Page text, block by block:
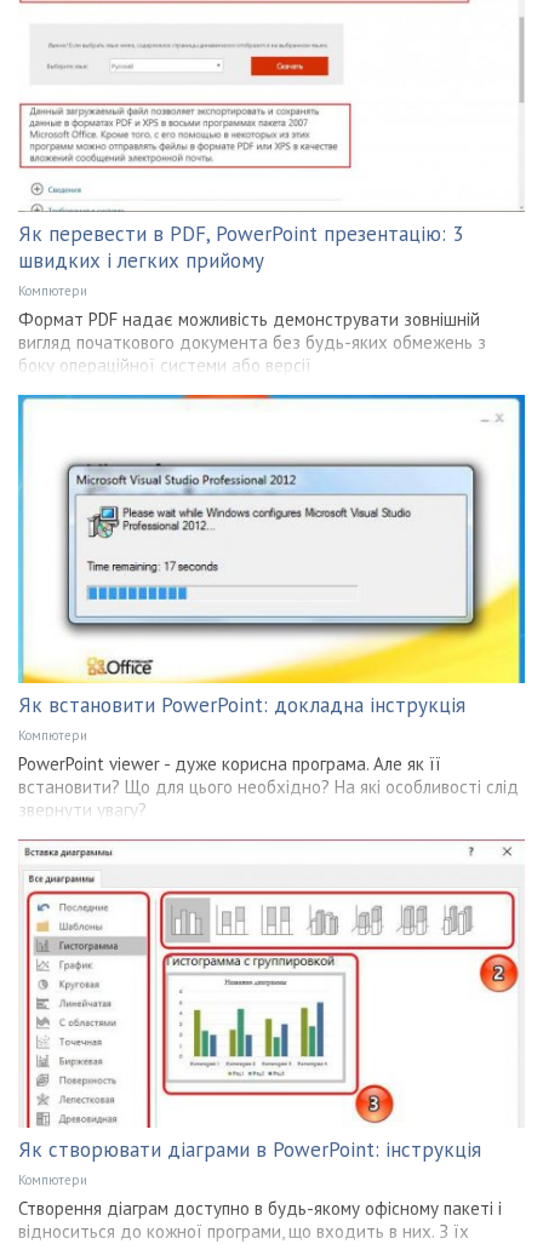
Як перевести в PDF, PowerPoint презентацію: 3
швидких і легких прийому
Компютери
Формат PDF надає можливість демонструвати зовнішній
вигляд початкового документа без будь-яких обмежень з
боку операційної системи або версії
Як встановити PowerPoint: докладна інструкція
Компютери
PowerPoint viewer - дуже корисна програма. Але як її
встановити? Що для цього необхідно? На які особливості слід
звернути увагу?
Як створювати діаграми в PowerPoint: інструкція
Компютери
Створення діаграм доступно в будь-якому офісному пакеті і
відноситься до кожної програми, що входить в них. З їх